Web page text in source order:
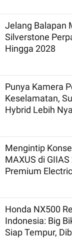
Jelang Balapan
Silverstone
Hingga 2028
Punya Kamera
Keselamatan,
Hybrid Lebih
Mengintip
MAXUS di
Premium
Honda NX500
Indonesia: Big
Siap Tempur,